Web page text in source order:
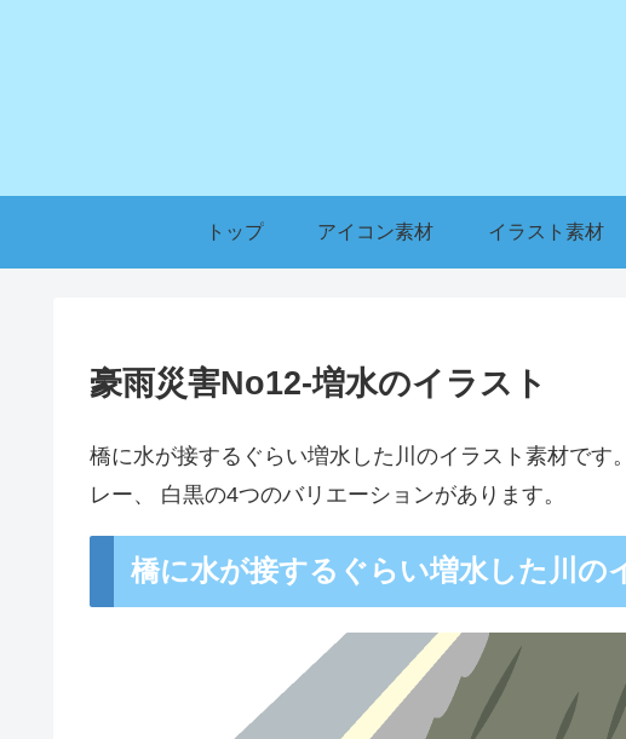
トップ アイコン素材 イラスト素材
豪雨災害No12-増水のイラスト
橋に水が接するぐらい増水した川のイラスト素材で
レー、 白黒の4つのバリエーションがあります。
橋に水が接するぐらい増水した川の